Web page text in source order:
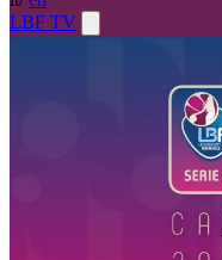
LBF TV